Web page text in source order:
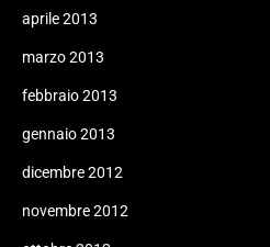
aprile 2013
marzo 2013
febbraio 2013
gennaio 2013
dicembre 2012
novembre 2012